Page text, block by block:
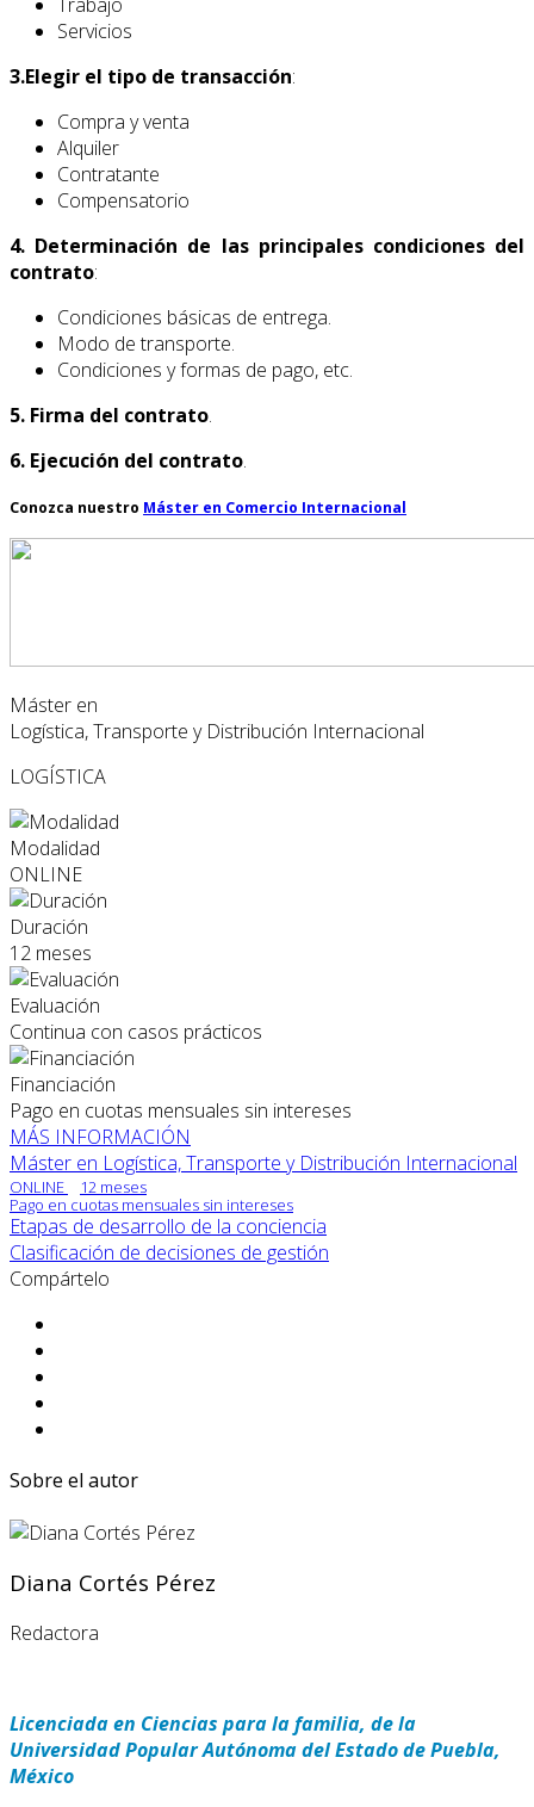
Servicios
3.Elegir el tipo de transacción:
Compra y venta
Alquiler
Contratante
Compensatorio
4. Determinación de las principales condiciones del
contrato:
Condiciones básicas de entrega.
Modo de transporte.
Condiciones y formas de pago, etc.
5. Firma del contrato.
6. Ejecución del contrato.
Conozca nuestro Máster en Comercio Internacional
Máster en
Logística, Transporte y Distribución Internacional
LOGÍSTICA
Modalidad
ONLINE
Duración
12 meses
Evaluación
Continua con casos prácticos
Financiación
Pago en cuotas mensuales sin intereses
MÁS INFORMACIÓN
Máster en Logística, Transporte y Distribución Internacional
ONLINE
12 meses
Pago en cuotas mensuales sin intereses
Etapas de desarrollo de la conciencia
Clasificación de decisiones de gestión
Compártelo
Sobre el autor
Diana Cortés Pérez
Redactora
Licenciada en Ciencias para la familia, de la
Universidad Popular Autónoma del Estado de Puebla,
México